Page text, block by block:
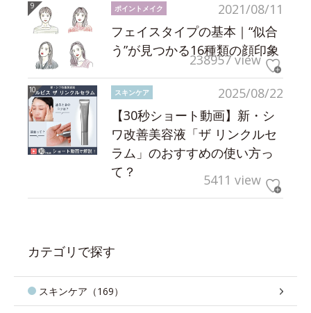
2021/08/11
ポイントメイク
フェイスタイプの基本｜“似合
う”が見つかる16種類の顔印象
238957 view
2025/08/22
スキンケア
【30秒ショート動画】新・シ
ワ改善美容液「ザ リンクルセ
ラム」のおすすめの使い方っ
て？
5411 view
カテゴリで探す
スキンケア（169）